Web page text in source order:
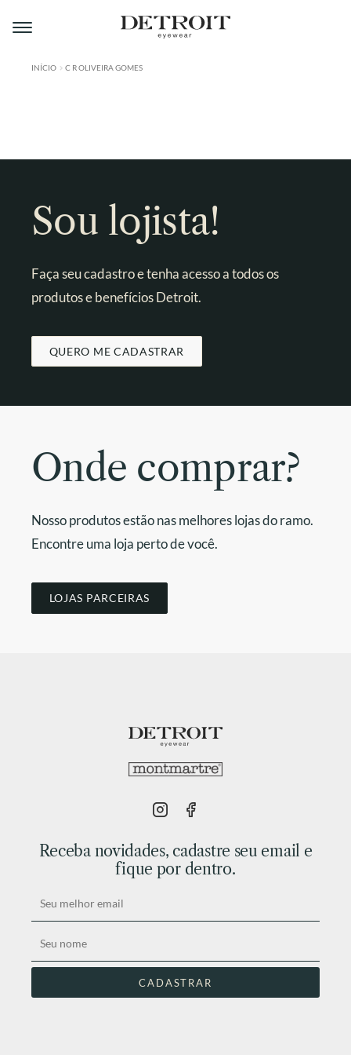
Pular
para
Pular
para
A MONTMARTRE
CONTATO
INÍCIO C R OLIVEIRA GOMES
Sou lojista!
Faça seu cadastro e tenha acesso a todos os
produtos e benefícios Detroit.
QUERO ME CADASTRAR
Onde comprar?
Nosso produtos estão nas melhores lojas do ramo.
Encontre uma loja perto de você.
LOJAS PARCEIRAS
Receba novidades, cadastre seu email e
fique por dentro.